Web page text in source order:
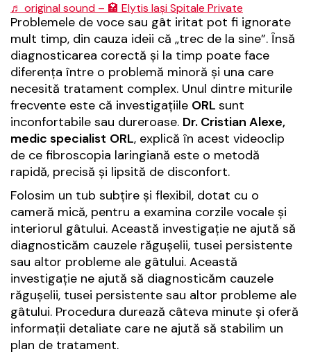
♬ original sound – 🏩 Elytis Iași Spitale Private
Problemele de voce sau gât iritat pot fi ignorate
mult timp, din cauza ideii că „trec de la sine”. Însă
diagnosticarea corectă și la timp poate face
diferența între o problemă minoră și una care
necesită tratament complex. Unul dintre miturile
frecvente este că investigațiile ORL sunt
inconfortabile sau dureroase. Dr. Cristian Alexe,
medic specialist ORL, explică în acest videoclip
de ce fibroscopia laringiană este o metodă
rapidă, precisă și lipsită de disconfort.
Folosim un tub subțire și flexibil, dotat cu o
cameră mică, pentru a examina corzile vocale și
interiorul gâtului. Această investigație ne ajută să
diagnosticăm cauzele răgușelii, tusei persistente
sau altor probleme ale gâtului. Această
investigație ne ajută să diagnosticăm cauzele
răgușelii, tusei persistente sau altor probleme ale
gâtului. Procedura durează câteva minute și oferă
informații detaliate care ne ajută să stabilim un
plan de tratament.